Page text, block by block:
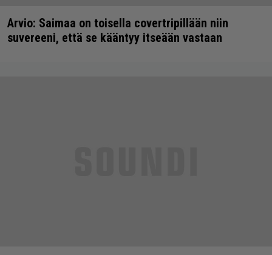
Arvio: Saimaa on toisella covertripillään niin
suvereeni, että se kääntyy itseään vastaan